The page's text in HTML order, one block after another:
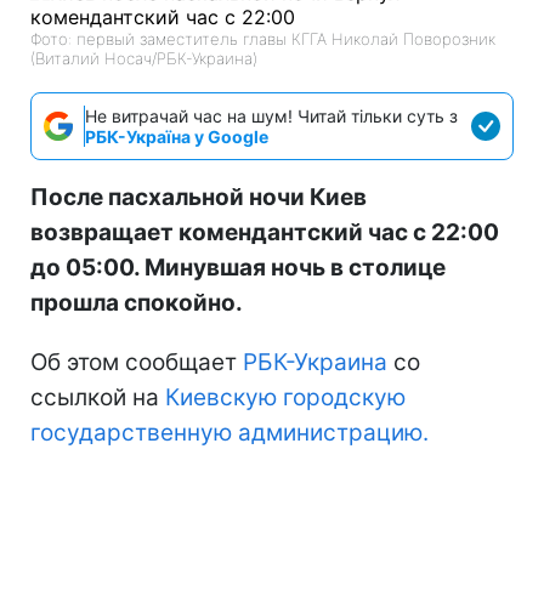
Фото: первый заместитель главы КГГА Николай Поворозник
(Виталий Носач/РБК-Украина)
Не витрачай час на шум! Читай тільки суть з
РБК-Україна у Google
После пасхальной ночи Киев
возвращает комендантский час с 22:00
до 05:00. Минувшая ночь в столице
прошла спокойно.
Об этом сообщает РБК-Украина со
ссылкой на Киевскую городскую
государственную администрацию.